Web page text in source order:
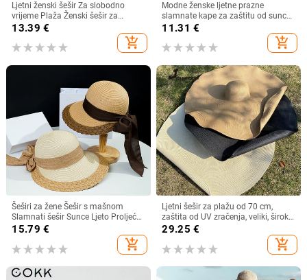
Ljetni ženski šešir Za slobodno
vrijeme Plaža Ženski šešir za
sunčanje Elegantni šešir širokog
oboda Svileni šešir s kantom s
cvijetom Ležerna kapa Ženska
13.39 €
add_shopping_cart
Modne ženske ljetne prazne
slamnate kape za zaštitu od sunca
s velikim obodom, podesivi ženski
sportove na plaži
11.31 €
add_shopping_cart
Šeširi za žene Šešir s mašnom
Slamnati šešir Sunce Ljeto Proljeće
Veliki obodi Plaža Na otvorenom
Ženski ljetni šešir Sombreros De
Mujer
15.79 €
add_shopping_cart
Ljetni šešir za plažu od 70 cm,
zaštita od UV zračenja, veliki, široki
obodi, 35 cm, sklopivi slamnati
šeširi, velike sklopive kape za
zaštitu od sunca
29.25 €
add_shopping_cart